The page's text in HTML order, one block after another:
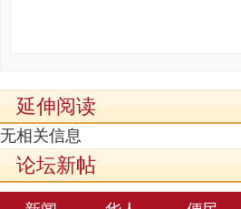
延伸阅读
无相关信息
论坛新帖